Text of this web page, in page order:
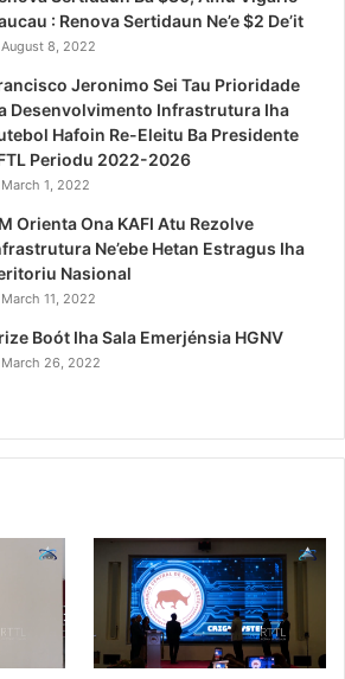
: Renova Sertidaun Ne’e $2 De’it
August 8, 2022
Jeronimo Sei Tau Prioridade
Desenvolvimento Infrastrutura Iha
Hafoin Re-Eleitu Ba Presidente
Periodu 2022-2026
March 1, 2022
Orienta Ona KAFI Atu Rezolve
Ne’ebe Hetan Estragus Iha
Nasional
March 11, 2022
Boót Iha Sala Emerjénsia HGNV
March 26, 2022